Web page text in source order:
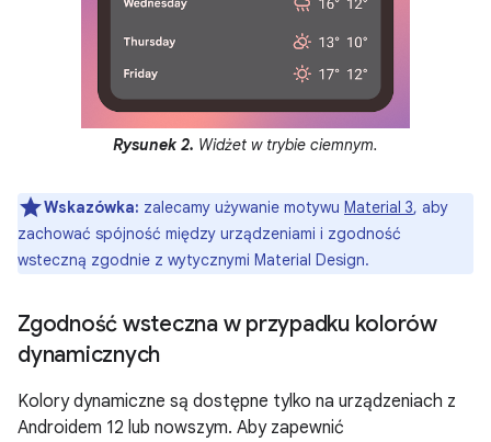
Rysunek 2. Widżet w trybie ciemnym.
Wskazówka: zalecamy używanie motywu Material 3, aby
zachować spójność między urządzeniami i zgodność
wsteczną zgodnie z wytycznymi Material Design.
Zgodność wsteczna w przypadku kolorów
dynamicznych
Kolory dynamiczne są dostępne tylko na urządzeniach z
Androidem 12 lub nowszym. Aby zapewnić